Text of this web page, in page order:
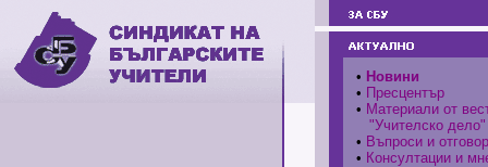
• Новини
• Пресцентър
• Материали от
"Учителско дело"
• Въпроси и
• Консултации и